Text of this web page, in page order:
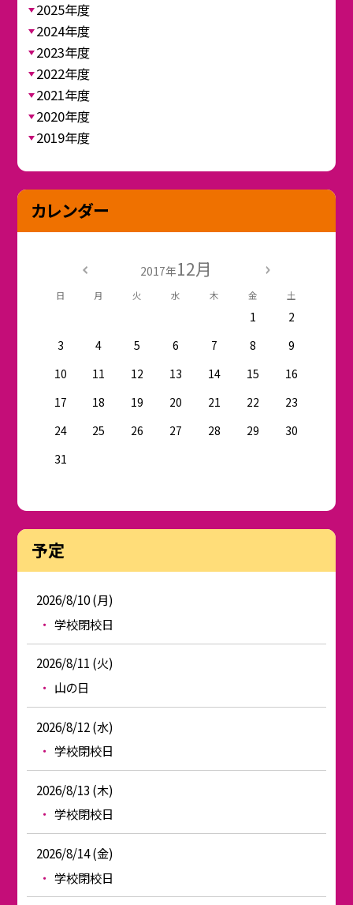
2025年度
2024年度
2023年度
2022年度
2021年度
2020年度
2019年度
カレンダー
2017年12月
日 月 火 水 木 金 土
1
2
3
4 5 6 7 8
9
10
11 12 13 14 15
16
17
18 19 20 21 22
23
24
25 26 27 28 29
30
31
予定
2026/8/10 (月)
学校閉校日
2026/8/11 (火)
山の日
2026/8/12 (水)
学校閉校日
2026/8/13 (木)
学校閉校日
2026/8/14 (金)
学校閉校日